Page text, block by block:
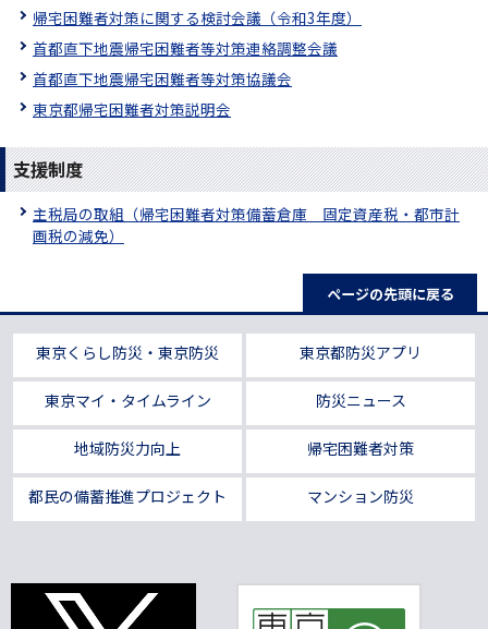
帰宅困難者対策に関する検討会議（令和3年度）
首都直下地震帰宅困難者等対策連絡調整会議
首都直下地震帰宅困難者等対策協議会
東京都帰宅困難者対策説明会
支援制度
主税局の取組（帰宅困難者対策備蓄倉庫 固定資産税・都市計
画税の減免）
ページの先頭に戻る
東京くらし防災・東京防災 東京都防災アプリ
東京マイ・タイムライン 防災ニュース
地域防災力向上 帰宅困難者対策
都民の備蓄推進プロジェクト マンション防災